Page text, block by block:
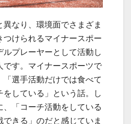
異なり、環境面でさまざま
つけられるマイナースポー
ルプレーヤーとして活動し
です。マイナースポーツで
「選手活動だけでは食べて
をしている」という話。し
「コーチ活動をしている
きる」のだと感じていま